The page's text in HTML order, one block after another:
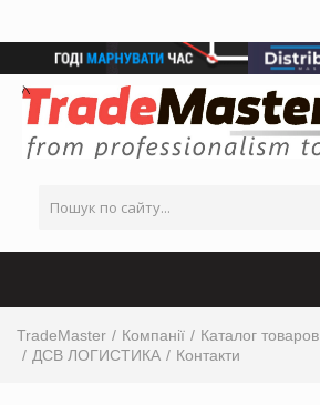
TradeMaster Компанії Каталог товаров
ДСВ ЛОГИСТИКА
Контакти